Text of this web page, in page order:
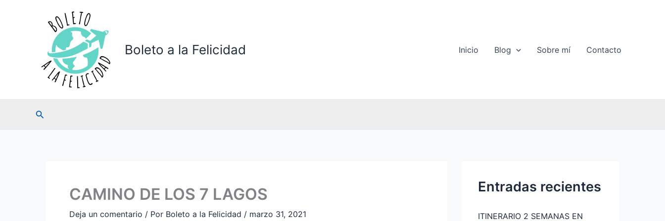
Boleto a la Felicidad Inicio Blog Sobre mí Contacto
Buscar
CAMINO DE LOS 7 LAGOS
Deja un comentario / Por Boleto a la Felicidad / marzo 31, 2021
Entradas recientes
ITINERARIO 2 SEMANAS EN